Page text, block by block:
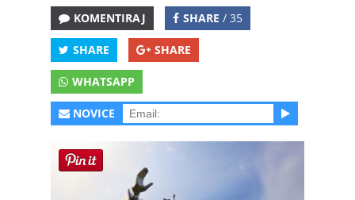
KOMENTIRAJ SHARE / 35
SHARE SHARE
WHATSAPP
NOVICE